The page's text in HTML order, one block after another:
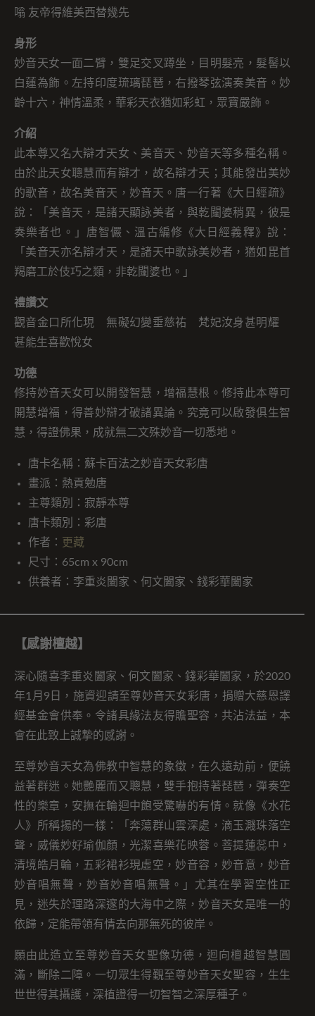
嗡 友帝得維美西替幾先
身形
妙音天女一面二臂，雙足交叉蹲坐，目明髮亮，髮髻以
白蓮為飾。左持印度琉璃琵琶，右撥琴弦演奏美音。妙
齡十六，神情溫柔，華彩天衣猶如彩虹，眾寶嚴飾。
介紹
此本尊又名大辯才天女、美音天、妙音天等多種名稱。
由於此天女聰慧而有辯才，故名辯才天；其能發出美妙
的歌音，故名美音天，妙音天。唐一行著《大日經疏》
說：「美音天，是諸天顯詠美者，與乾闥婆稍異，彼是
奏樂者也。」唐智儼、溫古編修《大日經義釋》說：
「美音天亦名辯才天，是諸天中歌詠美妙者，猶如毘首
羯磨工於伎巧之類，非乾闥婆也。」
禮讚文
觀音金口所化現 無礙幻變垂慈祐 梵妃汝身甚明耀
甚能生喜歡悅女
功德
修持妙音天女可以開發智慧，增福慧根。修持此本尊可
開慧增福，得善妙辯才破諸異論。究竟可以啟發俱生智
慧，得證佛果，成就無二文殊妙音一切悉地。
唐卡名稱：蘇卡百法之妙音天女彩唐
畫派：熱貢勉唐
主尊類別：寂靜本尊
唐卡類別：彩唐
作者： 更藏
尺寸：65cm x 90cm
供養者：李重炎闔家、何文闔家、錢彩華闔家
【感謝檀越】
深心隨喜李重炎闔家、何文闔家、錢彩華闔家，於2020
年1月9日，施資迎請至尊妙音天女彩唐，捐贈大慈恩譯
經基金會供奉。令諸具緣法友得贍聖容，共沾法益，本
會在此致上誠摯的感謝。
至尊妙音天女為佛教中智慧的象徵，在久遠劫前，便饒
益著群迷。她艷麗而又聰慧，雙手抱持著琵琶，彈奏空
性的樂章，安撫在輪迴中飽受驚嚇的有情。就像《水花
人》所稱揚的一樣：「奔蕩群山雲深處，滴玉濺珠落空
聲，威儀妙好瑜伽顏，光潔喜樂花映蓉。菩提蓮蕊中，
清境皓月輪，五彩裙衫現虛空，妙音容，妙音意，妙音
妙音唱無聲，妙音妙音唱無聲。」尤其在學習空性正
見，迷失於理路深邃的大海中之際，妙音天女是唯一的
依歸，定能帶領有情去向那無死的彼岸。
願由此造立至尊妙音天女聖像功德，迴向檀越智慧圓
滿，斷除二障。一切眾生得覲至尊妙音天女聖容，生生
世世得其攝護，深植證得一切智智之深厚種子。